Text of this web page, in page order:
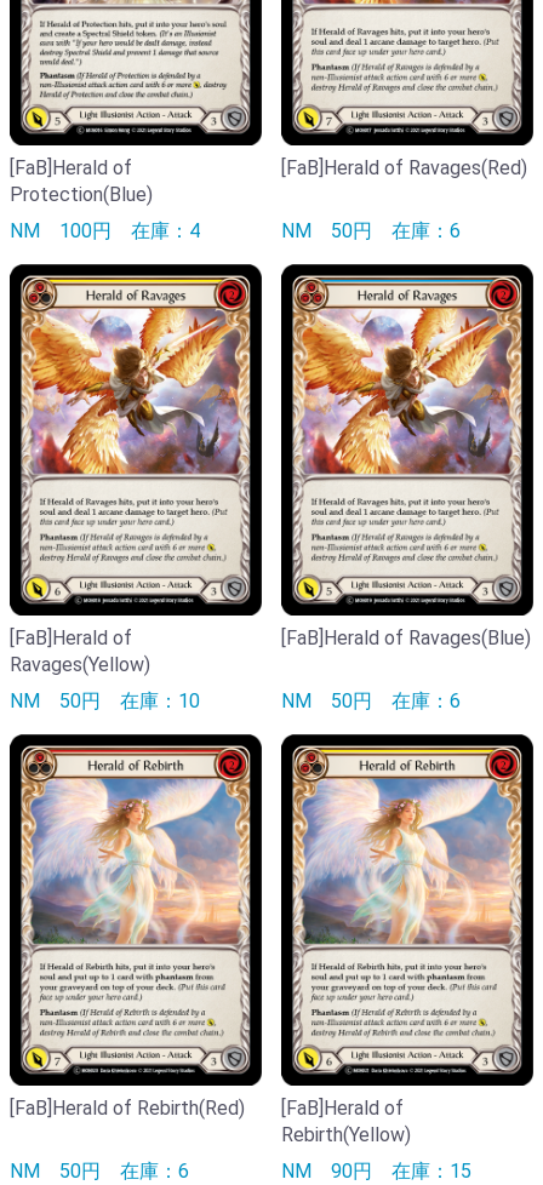
[FaB]Herald of
Protection(Blue)
NM 100円 在庫：4
[FaB]Herald of Ravages(Red)
NM 50円 在庫：6
[FaB]Herald of
Ravages(Yellow)
NM 50円 在庫：10
[FaB]Herald of Ravages(Blue)
NM 50円 在庫：6
[FaB]Herald of Rebirth(Red)
NM 50円 在庫：6
[FaB]Herald of
Rebirth(Yellow)
NM 90円 在庫：15